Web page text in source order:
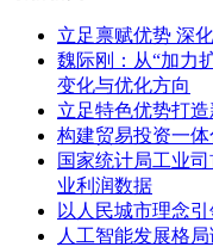
立足禀赋优势 深
魏际刚：从“加力
变化与优化方向
立足特色优势打
构建贸易投资一
国家统计局工业
业利润数据
以人民城市理念
人工智能发展格